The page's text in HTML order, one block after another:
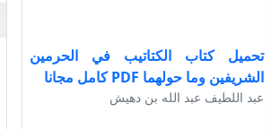
تحميل كتاب الكتاتيب في الحرمين
الشريفين وما حولهما PDF كامل مجانا
عبد اللطيف عبد الله بن دهيش